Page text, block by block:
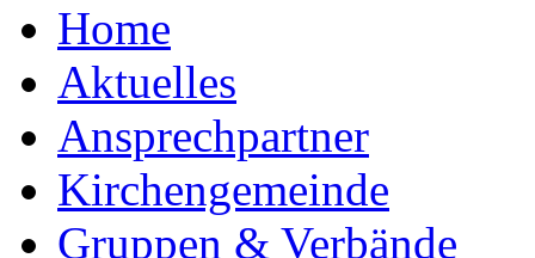
Home
Aktuelles
Ansprechpartner
Kirchengemeinde
Gruppen & Verbände